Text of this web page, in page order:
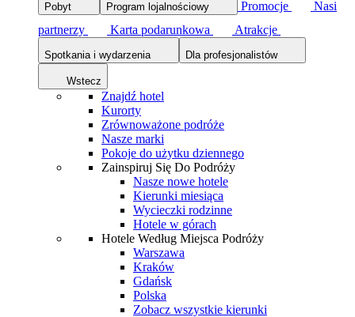
Pobyt Program lojalnościowy Promocje
Nasi
partnerzy
Karta podarunkowa Atrakcje
Spotkania i wydarzenia Dla profesjonalistów
Wstecz
Znajdź hotel
Kurorty
Zrównoważone podróże
Nasze marki
Pokoje do użytku dziennego
Zainspiruj Się Do Podróży
Nasze nowe hotele
Kierunki miesiąca
Wycieczki rodzinne
Hotele w górach
Hotele Według Miejsca Podróży
Warszawa
Kraków
Gdańsk
Polska
Zobacz wszystkie kierunki